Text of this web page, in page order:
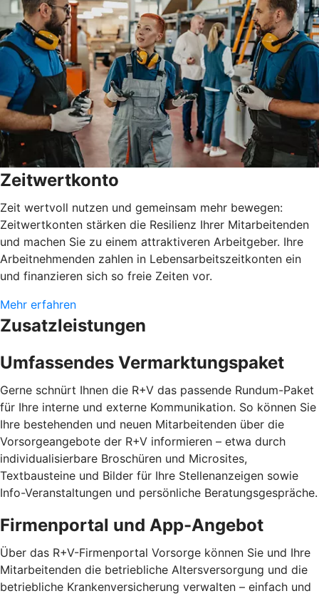
Zeitwertkonto
Zeit wertvoll nutzen und gemeinsam mehr bewegen:
Zeitwertkonten stärken die Resilienz Ihrer Mitarbeitenden
und machen Sie zu einem attraktiveren Arbeitgeber. Ihre
Arbeitnehmenden zahlen in Lebensarbeitszeitkonten ein
und finanzieren sich so freie Zeiten vor.
Mehr erfahren
Zusatzleistungen
Umfassendes Vermarktungspaket
Gerne schnürt Ihnen die R+V das passende Rundum-Paket
für Ihre interne und externe Kommunikation. So können Sie
Ihre bestehenden und neuen Mitarbeitenden über die
Vorsorgeangebote der R+V informieren – etwa durch
individualisierbare Broschüren und Microsites,
Textbausteine und Bilder für Ihre Stellenanzeigen sowie
Info-Veranstaltungen und persönliche Beratungsgespräche.
Firmenportal und App-Angebot
Über das R+V-Firmenportal Vorsorge können Sie und Ihre
Mitarbeitenden die betriebliche Altersversorgung und die
betriebliche Krankenversicherung verwalten – einfach und